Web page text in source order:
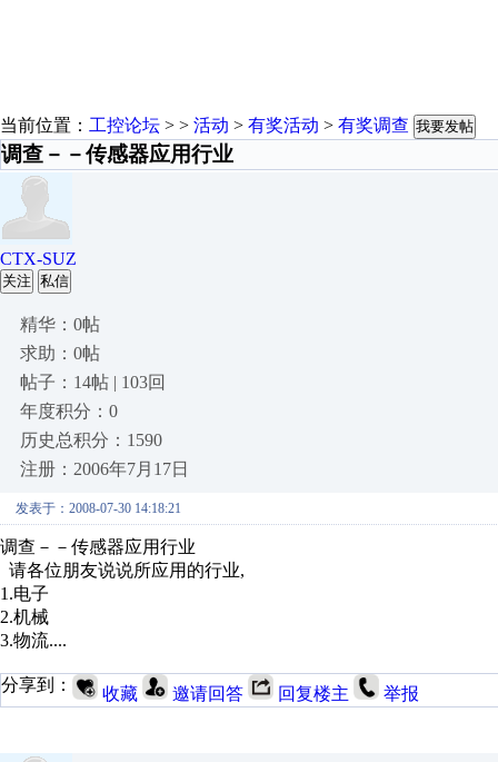
当前位置： 工控论坛 > > 活动 > 有奖活动 > 有奖调查 我要发帖
调查－－传感器应用行业
CTX-SUZ
关注 私信
精华：0帖
求助：0帖
帖子：14帖 | 103回
年度积分：0
历史总积分：1590
注册：2006年7月17日
发表于：2008-07-30 14:18:21
调查－－传感器应用行业
请各位朋友说说所应用的行业,
1.电子
2.机械
3.物流....
分享到： 收藏 邀请回答 回复楼主 举报